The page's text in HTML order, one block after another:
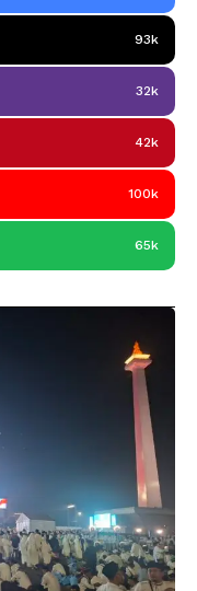
93k
32k
42k
100k
65k